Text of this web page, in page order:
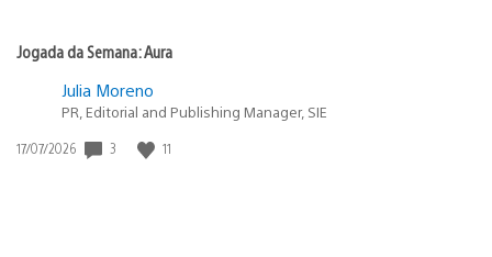
Jogada da Semana: Aura
Julia Moreno
PR, Editorial and Publishing Manager, SIE
Data
17/07/2026 3 11